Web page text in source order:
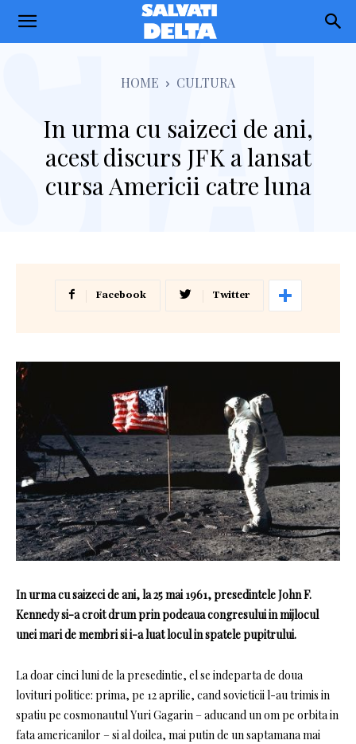
Salvati
HOME CULTURA
In urma cu saizeci de ani,
acest discurs JFK a lansat
cursa Americii catre luna
Facebook Twitter
In urma cu saizeci de ani, la 25 mai 1961, presedintele John F.
Kennedy si-a croit drum prin podeaua congresului in mijlocul
unei mari de membri si i-a luat locul in spatele pupitrului.
La doar cinci luni de la presedintie, el se indeparta de doua
lovituri politice: prima, pe 12 aprilie, cand sovieticii l-au trimis in
spatiu pe cosmonautul Yuri Gagarin – aducand un om pe orbita in
fata americanilor – si al doilea, mai putin de un saptamana mai